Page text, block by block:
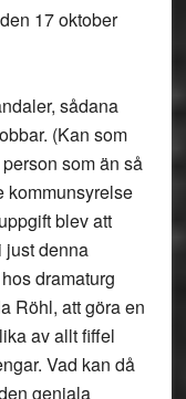
17 oktober
sådana
(Kan som
som än så
kommunsyrelse
blev att
just denna
dramaturg
Röhl, att göra en
av allt fiffel
Vad kan då
geniala